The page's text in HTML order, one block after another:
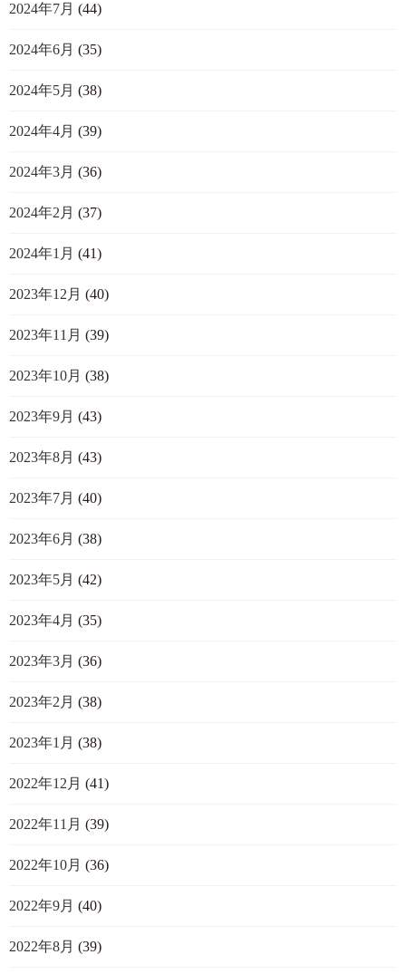
2024年7月 (44)
2024年6月 (35)
2024年5月 (38)
2024年4月 (39)
2024年3月 (36)
2024年2月 (37)
2024年1月 (41)
2023年12月 (40)
2023年11月 (39)
2023年10月 (38)
2023年9月 (43)
2023年8月 (43)
2023年7月 (40)
2023年6月 (38)
2023年5月 (42)
2023年4月 (35)
2023年3月 (36)
2023年2月 (38)
2023年1月 (38)
2022年12月 (41)
2022年11月 (39)
2022年10月 (36)
2022年9月 (40)
2022年8月 (39)